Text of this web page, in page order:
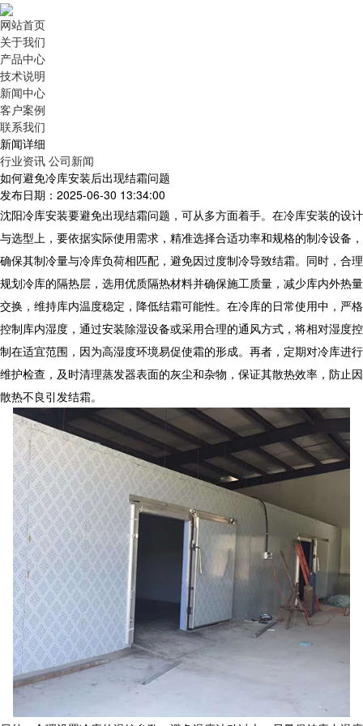
网站首页
关于我们
产品中心
技术说明
新闻中心
客户案例
联系我们
新闻详细
行业资讯 公司新闻
如何避免冷库安装后出现结霜问题
发布日期：2025-06-30 13:34:00
沈阳冷库安装要避免出现结霜问题，可从多方面着手。在冷库安装的设计
与选型上，要依据实际使用需求，精准选择合适功率和规格的制冷设备，
确保其制冷量与冷库负荷相匹配，避免因过度制冷导致结霜。同时，合理
规划冷库的隔热层，选用优质隔热材料并确保施工质量，减少库内外热量
交换，维持库内温度稳定，降低结霜可能性。在冷库的日常使用中，严格
控制库内湿度，通过安装除湿设备或采用合理的通风方式，将相对湿度控
制在适宜范围，因为高湿度环境易促使霜的形成。再者，定期对冷库进行
维护检查，及时清理蒸发器表面的灰尘和杂物，保证其散热效率，防止因
散热不良引发结霜。